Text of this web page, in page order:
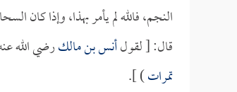
النجم، فالله لم يأمر بهذا، وإذا كان
قال: [ لقولأنس بن مالكرضي الله
تمرات) ].